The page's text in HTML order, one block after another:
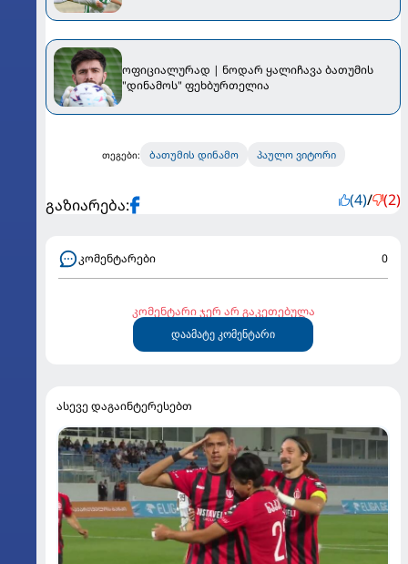
ოფიციალურად | ნოდარ ყალიჩავა ბათუმის
"დინამოს" ფეხბურთელია
თეგები: ბათუმის დინამო პაულო ვიტორი
გაზიარება: (4)/ (2)
კომენტარები 0
კომენტარი ჯერ არ გაკეთებულა
დაამატე კომენტარი
ასევე დაგაინტერესებთ